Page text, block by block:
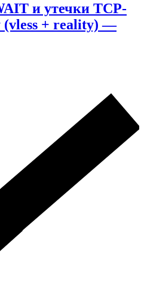
и утечки TCP-
(vless + reality) —